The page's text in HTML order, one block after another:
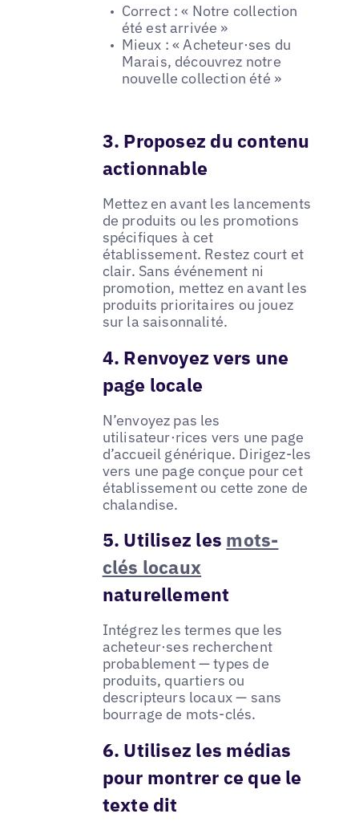
Correct : « Notre collection
été est arrivée »
Mieux : « Acheteur·ses du
Marais, découvrez notre
nouvelle collection été »
3. Proposez du contenu
actionnable
Mettez en avant les lancements
de produits ou les promotions
spécifiques à cet
établissement. Restez court et
clair. Sans événement ni
promotion, mettez en avant les
produits prioritaires ou jouez
sur la saisonnalité.
4. Renvoyez vers une
page locale
N’envoyez pas les
utilisateur·rices vers une page
d’accueil générique. Dirigez-les
vers une page conçue pour cet
établissement ou cette zone de
chalandise.
5. Utilisez les mots-
clés locaux
naturellement
Intégrez les termes que les
acheteur·ses recherchent
probablement — types de
produits, quartiers ou
descripteurs locaux — sans
bourrage de mots-clés.
6. Utilisez les médias
pour montrer ce que le
texte dit